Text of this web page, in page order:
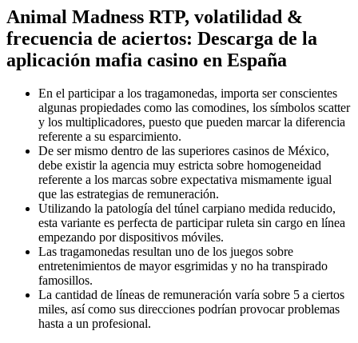
Animal Madness RTP, volatilidad &
frecuencia de aciertos: Descarga de la
aplicación mafia casino en España
En el participar a los tragamonedas, importa ser conscientes
algunas propiedades como las comodines, los símbolos scatter
y los multiplicadores, puesto que pueden marcar la diferencia
referente a su esparcimiento.
De ser mismo dentro de las superiores casinos de México,
debe existir la agencia muy estricta sobre homogeneidad
referente a los marcas sobre expectativa mismamente­ igual
que las estrategias de remuneración.
Utilizando la patologí­a del túnel carpiano medida reducido,
esta variante es perfecta de participar ruleta sin cargo en línea
empezando por dispositivos móviles.
Las tragamonedas resultan uno de los juegos sobre
entretenimientos de mayor esgrimidas y no ha transpirado
famosillos.
La cantidad de líneas de remuneración varía sobre 5 a ciertos
miles, así­ como sus direcciones podrían provocar problemas
hasta a un profesional.